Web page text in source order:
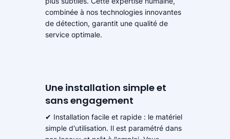
combinée à nos technologies innovantes
de détection, garantit une qualité de
service optimale.
Une installation simple et
sans engagement
✔ Installation facile et rapide : le matériel
simple d'utilisation. Il est paramétré dans